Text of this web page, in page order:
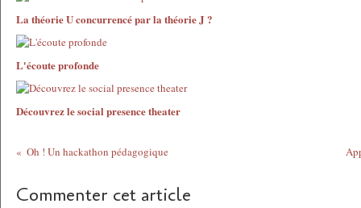
La théorie U concurrencé par la théorie J ?
L'écoute profonde
Découvrez le social presence theater
Oh ! Un hackathon pédagogique
Commenter cet article